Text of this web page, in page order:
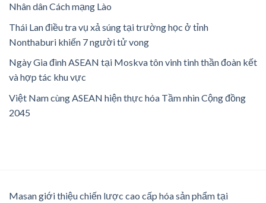
Nhân dân Cách mạng Lào
Thái Lan điều tra vụ xả súng tại trường học ở tỉnh
Nonthaburi khiến 7 người tử vong
Ngày Gia đình ASEAN tại Moskva tôn vinh tinh thần đoàn kết
và hợp tác khu vực
Việt Nam cùng ASEAN hiện thực hóa Tầm nhìn Cộng đồng
2045
Masan giới thiệu chiến lược cao cấp hóa sản phẩm tại